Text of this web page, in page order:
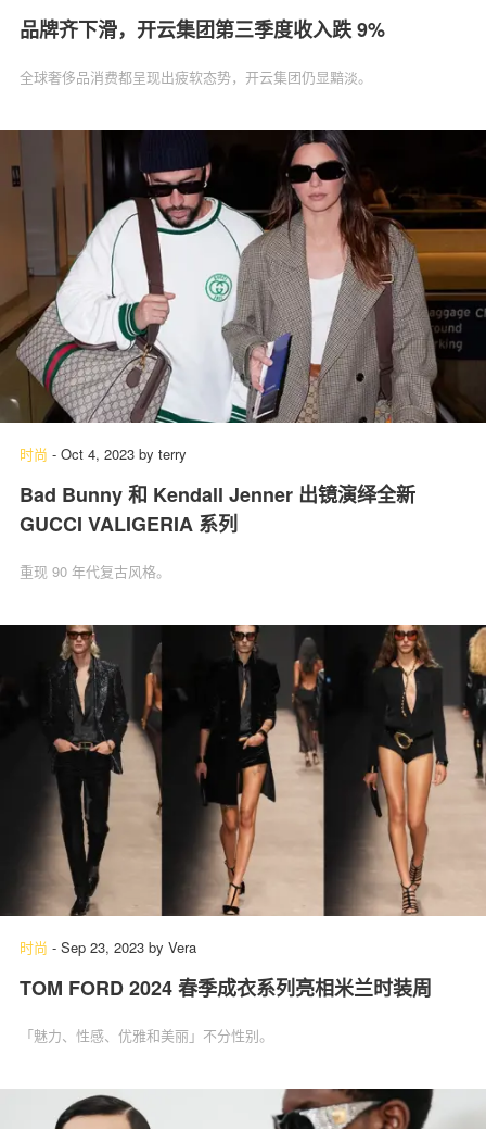
品牌齐下滑，开云集团第三季度收入跌 9%
全球奢侈品消费都呈现出疲软态势，开云集团仍显黯淡。
时尚 - Oct 4, 2023 by terry
Bad Bunny 和 Kendall Jenner 出镜演绎全新
GUCCI VALIGERIA 系列
重现 90 年代复古风格。
时尚 - Sep 23, 2023 by Vera
TOM FORD 2024 春季成衣系列亮相米兰时装周
「魅力、性感、优雅和美丽」不分性别。